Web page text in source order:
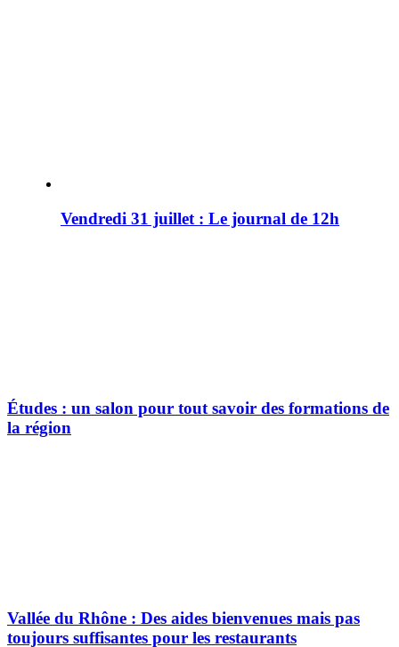
Vendredi 31 juillet : Le journal de 12h
Études : un salon pour tout savoir des formations de
la région
Vallée du Rhône : Des aides bienvenues mais pas
toujours suffisantes pour les restaurants